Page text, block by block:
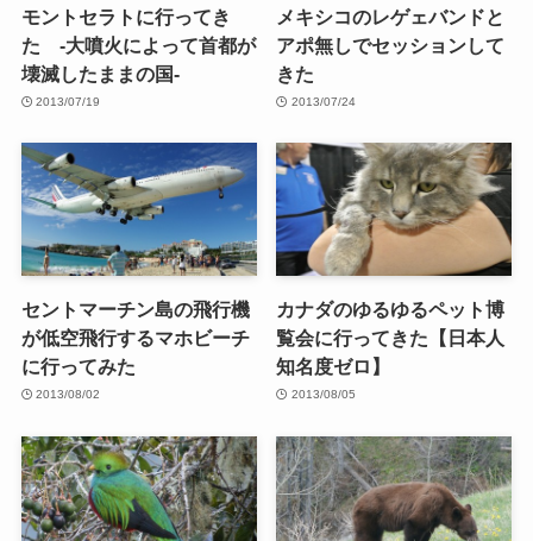
モントセラトに行ってき
た -大噴火によって首都が
壊滅したままの国-
2013/07/19
メキシコのレゲェバンドと
アポ無しでセッションして
きた
2013/07/24
セントマーチン島の飛行機
が低空飛行するマホビーチ
に行ってみた
2013/08/02
カナダのゆるゆるペット博
覧会に行ってきた【日本人
知名度ゼロ】
2013/08/05